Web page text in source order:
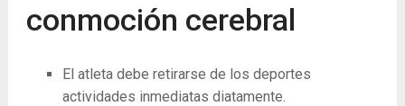
conmoción cerebral
El atleta debe retirarse de los deportes
actividades inmediatas diatamente.